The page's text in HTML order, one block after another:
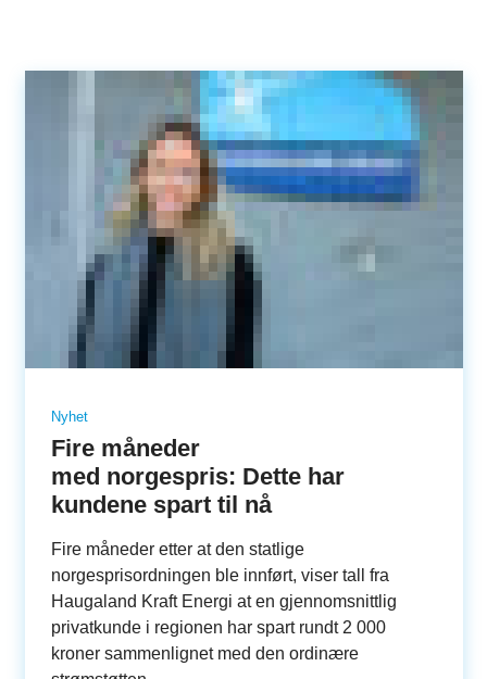
Nyhet
Fire måneder
med norgespris: Dette har
kundene spart til nå
Fire måneder etter at den statlige
norgesprisordningen ble innført, viser tall fra
Haugaland Kraft Energi at en gjennomsnittlig
privatkunde i regionen har spart rundt 2 000
kroner sammenlignet med den ordinære